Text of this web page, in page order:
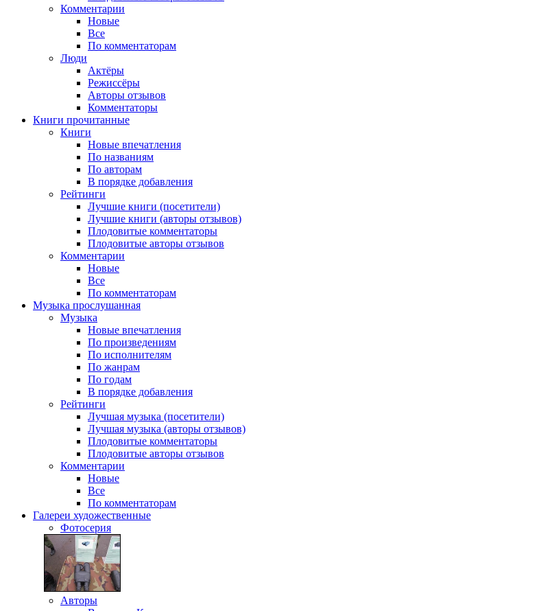
Комментарии
Новые
Все
По комментаторам
Люди
Актёры
Режиссёры
Авторы отзывов
Комментаторы
Книги прочитанные
Книги
Новые впечатления
По названиям
По авторам
В порядке добавления
Рейтинги
Лучшие книги (посетители)
Лучшие книги (авторы отзывов)
Плодовитые комментаторы
Плодовитые авторы отзывов
Комментарии
Новые
Все
По комментаторам
Музыка прослушанная
Музыка
Новые впечатления
По произведениям
По исполнителям
По жанрам
По годам
В порядке добавления
Рейтинги
Лучшая музыка (посетители)
Лучшая музыка (авторы отзывов)
Плодовитые комментаторы
Плодовитые авторы отзывов
Комментарии
Новые
Все
По комментаторам
Галереи художественные
Фотосерия
Авторы